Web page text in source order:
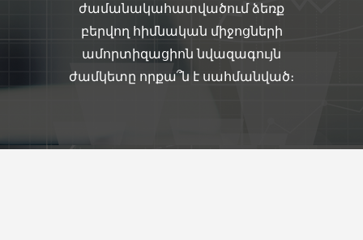
ժամանակահատվածում ձեռք
բերվող հիմնական միջոցների
ամորտիզացիոն նվազագույն
ժամկետը որքա՞ն է սահմանված։